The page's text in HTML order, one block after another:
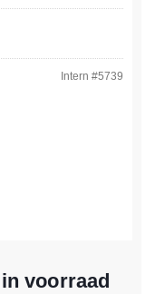
Intern #5739
voorraad